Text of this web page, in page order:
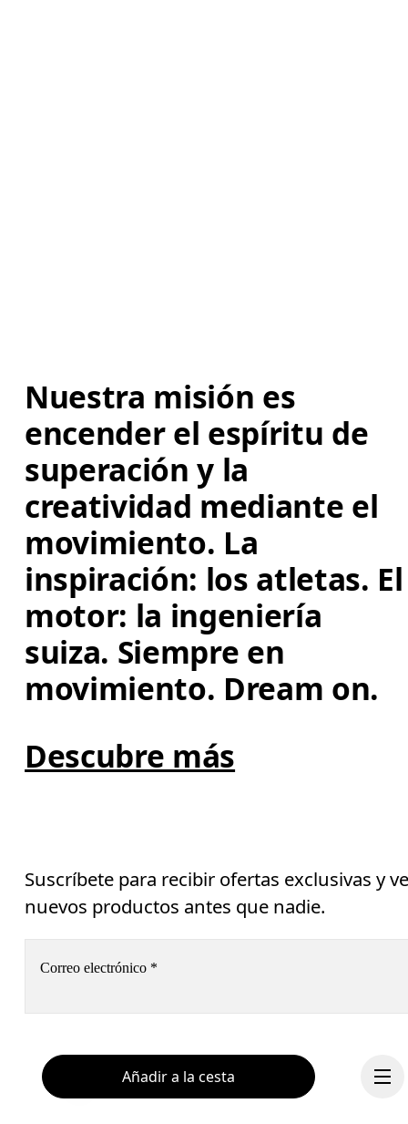
Añadir a la cesta
Nuestra misión es
encender el espíritu de
superación y la
creatividad mediante el
movimiento. La
inspiración: los atletas.
motor: la ingeniería
suiza. Siempre en
movimiento. Dream on.
Descubre más
Suscríbete para recibir ofertas exclusivas y
nuevos productos antes que nadie.
Correo electrónico *
Suscríbete
Al continuar, aceptas nuestra política de privacidad. Tus datos personales
Centro de ayuda